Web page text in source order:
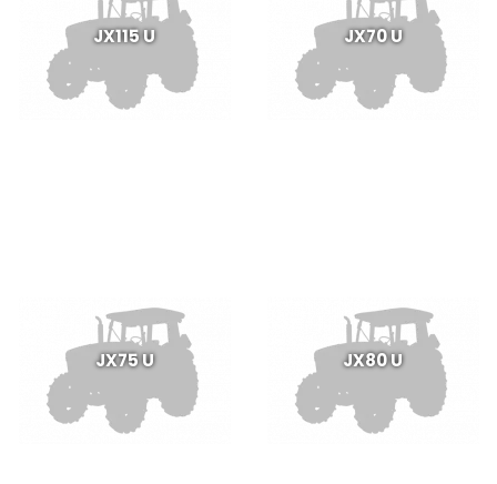
JX115 U JX70 U
JX75 U JX80 U